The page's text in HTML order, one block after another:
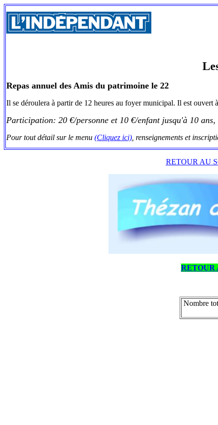
Repas annuel des Amis du patrimoine le 22
Il se déroulera à partir de 12 heures au foyer municipal. Il est ouvert
Participation: 20 €/personne et 10 €/enfant jusqu'à 10
Pour tout détail sur le menu (Cliquez ici) , renseignements et
RETOUR AU
RETOUR
Nombre